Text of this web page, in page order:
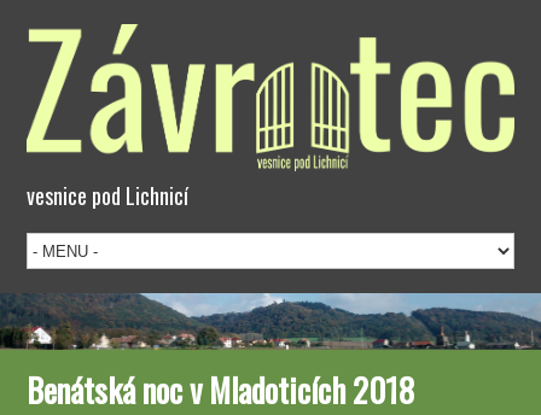
vesnice pod Lichnicí
Benátská noc v Mladoticích 2018